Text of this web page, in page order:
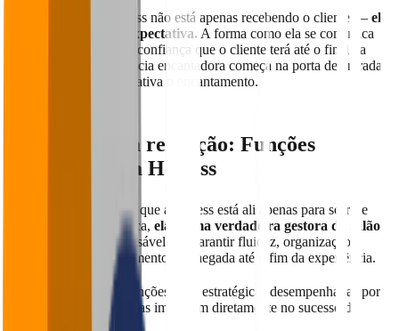
: A hostess não está apenas recebendo o cliente — ela
está vendendo uma expectativa. A forma como ela se comunica
pode definir o nível de confiança que o cliente terá até o final da
refeição. Uma experiência encantadora começa na porta de entrada
— e é essa pessoa que ativa o encantamento.
Muito além da recepção: Funções
estratégicas da Hostess
Engana-se quem pensa que a hostess está ali apenas para sorrir e
anotar nomes. Na prática, ela é uma verdadeira gestora do salão
, responsável por garantir fluidez, organização e
excelência desde o momento da chegada até o fim da experiência.
Confira algumas das funções mais estratégicas desempenhadas por
esse perfil — e como elas impactam diretamente no sucesso da